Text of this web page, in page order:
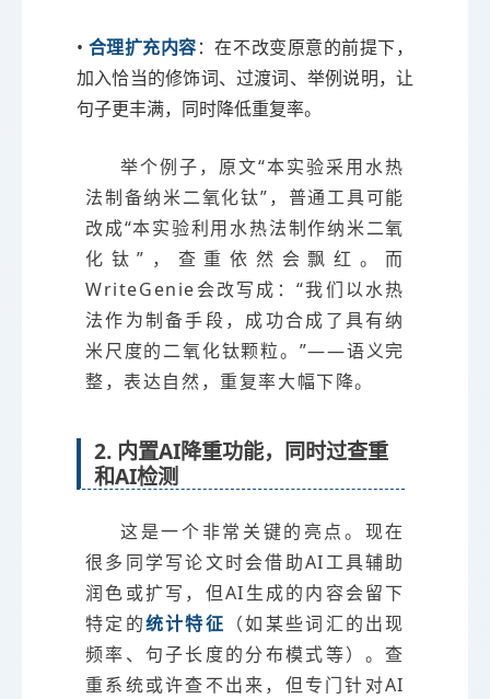
• 合理扩充内容：在不改变原意的前提下，
加入恰当的修饰词、过渡词、举例说明，让
句子更丰满，同时降低重复率。
举个例子，原文“本实验采用水热
法制备纳米二氧化钛”，普通工具可能
改成“本实验利用水热法制作纳米二氧
化钛”，查重依然会飘红。而
WriteGenie会改写成：“我们以水热
法作为制备手段，成功合成了具有纳
米尺度的二氧化钛颗粒。”——语义完
整，表达自然，重复率大幅下降。
2. 内置AI降重功能，同时过查重
和AI检测
这是一个非常关键的亮点。现在
很多同学写论文时会借助AI工具辅助
润色或扩写，但AI生成的内容会留下
特定的统计特征 （如某些词汇的出现
频率、句子长度的分布模式等）。查
重系统或许查不出来，但专门针对AI